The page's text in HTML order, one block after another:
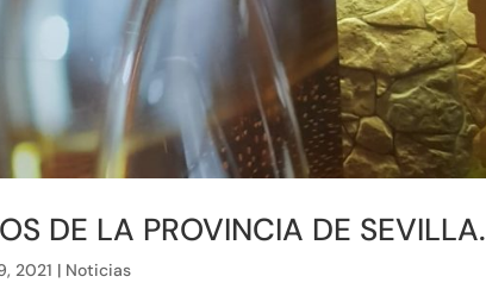
DE LA PROVINCIA DE SEVILLA.
2021 | Noticias